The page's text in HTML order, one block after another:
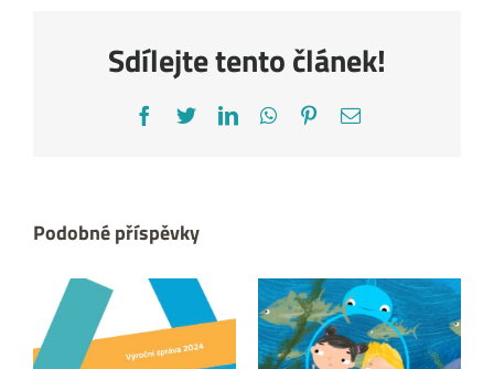
Sdílejte tento článek!
Facebook
TwitterLinkedInWhatsApp
Pinterest
E-
Podobné příspěvky